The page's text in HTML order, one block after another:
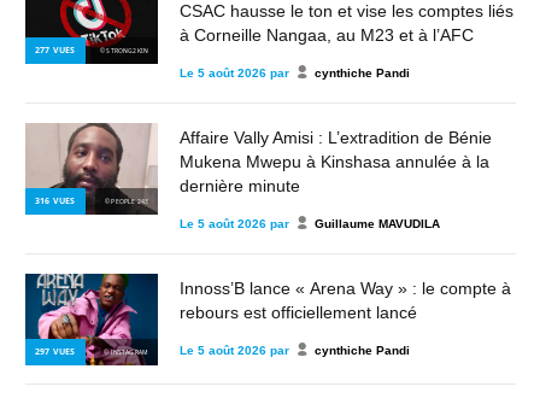
277 VUES © STRONG2KIN
CSAC hausse le ton et vise les comptes liés
à Corneille Nangaa, au M23 et à l’AFC
Le 5 août 2026 par cynthiche Pandi
316 VUES © PEOPLE 243
Affaire Vally Amisi : L’extradition de Bénie
Mukena Mwepu à Kinshasa annulée à la
dernière minute
Le 5 août 2026 par Guillaume MAVUDILA
297 VUES © INSTAGRAM
Innoss’B lance « Arena Way » : le compte à
rebours est officiellement lancé
Le 5 août 2026 par cynthiche Pandi